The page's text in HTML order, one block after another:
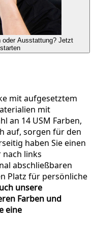
oder Ausstattung? Jetzt
mit aufgesetztem
mit
an 14 USM Farben,
auf, sorgen für den
haben Sie einen
links
abschließbaren
Platz für persönliche
unsere
Farben und
eine